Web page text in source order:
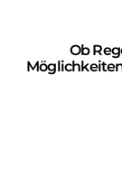
Ob